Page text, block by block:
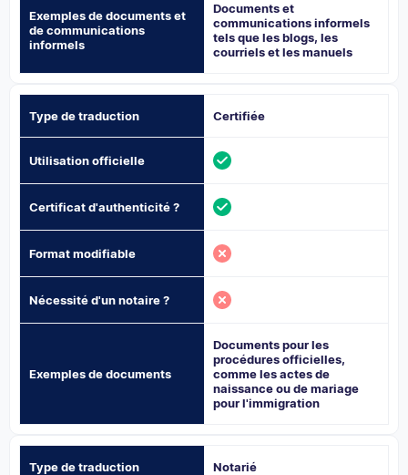
Exemples de documents et
de communications
informels
Documents et
communications informels
tels que les blogs, les
courriels et les manuels
Type de traduction Certifiée
Utilisation officielle
Certificat d'authenticité ?
Format modifiable
Nécessité d'un notaire ?
Exemples de documents
Documents pour les
procédures officielles,
comme les actes de
naissance ou de mariage
pour l'immigration
Type de traduction Notarié